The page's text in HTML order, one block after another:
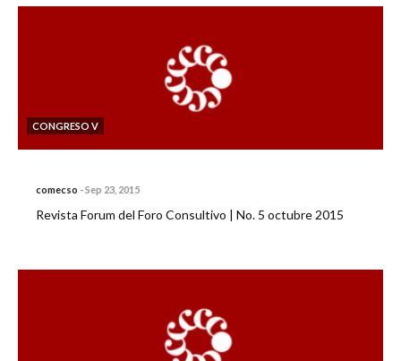
CONGRESO V
comecso -Sep 23, 2015
Revista Forum del Foro Consultivo | No. 5 octubre 2015